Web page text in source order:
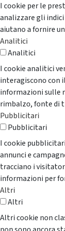
I cookie per le
analizzare gli
aiutano a fornire
Analitici
Analitici
I cookie analitici
interagiscono con
informazioni sulle
rimbalzo, fonte di
Pubblicitari
Pubblicitari
I cookie
annunci e
tracciano i
informazioni per
Altri
Altri
Altri cookie non